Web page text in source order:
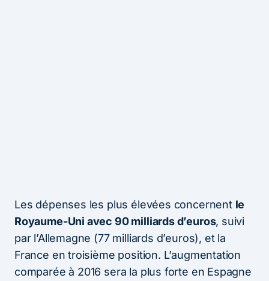
Les dépenses les plus élevées concernent le
Royaume-Uni avec 90 milliards d’euros, suivi
par l’Allemagne (77 milliards d’euros), et la
France en troisième position. L’augmentation
comparée à 2016 sera la plus forte en Espagne